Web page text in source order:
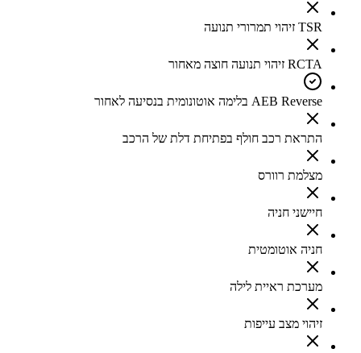
TSR זיהוי תמרורי תנועה
RCTA זיהוי תנועה חוצה מאחור
AEB Reverse בלימה אוטונומית בנסיעה לאחור
התראת רכב חולף בפתיחת דלת של הרכב
מצלמת רוורס
חיישני חניה
חניה אוטומטית
מערכת ראיית לילה
זיהוי מצב עייפות